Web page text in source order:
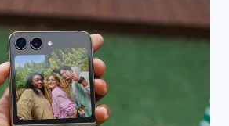
FOLD